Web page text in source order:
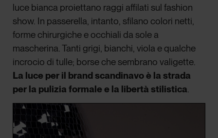
luce bianca proiettano raggi affilati sul fashion
show. In passerella, intanto, sfilano colori netti,
forme chirurgiche e occhiali da sole a
mascherina. Tanti grigi, bianchi, viola e qualche
incrocio di tulle; borse che sembrano valigette.
La luce per il brand scandinavo è la strada
per la pulizia formale e la libertà stilistica.